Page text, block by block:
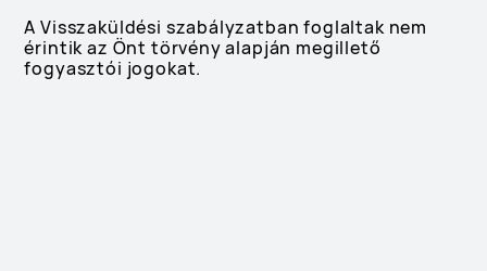
A Visszaküldési szabályzatban foglaltak nem
érintik az Önt törvény alapján megillető
fogyasztói jogokat.